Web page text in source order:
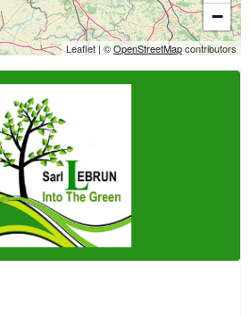
−
Leaflet | ©OpenStreetMapcontributors